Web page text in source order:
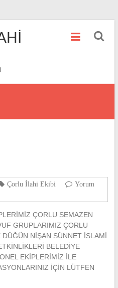
Çorlu İlahi Ekibi
Yorum
ÇORLU SEMAZEN
GRUPLARIMIZ ÇORLU
NİŞAN SÜNNET İSLAMİ
BELEDİYE
EKİPLERİMİZ İLE
İÇİN LÜTFEN